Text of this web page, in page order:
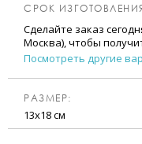
СРОК
Сделайте заказ
Москва), чтобы
Посмотреть другие
РАЗМЕР:
13х18 см